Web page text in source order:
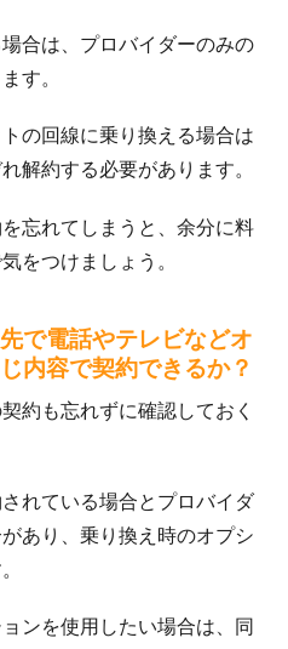
合は、プロバイダーのみの
す。
の回線に乗り換える場合は
解約する必要があります。
忘れてしまうと、余分に料
をつけましょう。
で電話やテレビなどオ
内容で契約できるか？
約も忘れずに確認しておく
れている場合とプロバイダ
あり、乗り換え時のオプシ
ンを使用したい場合は、同